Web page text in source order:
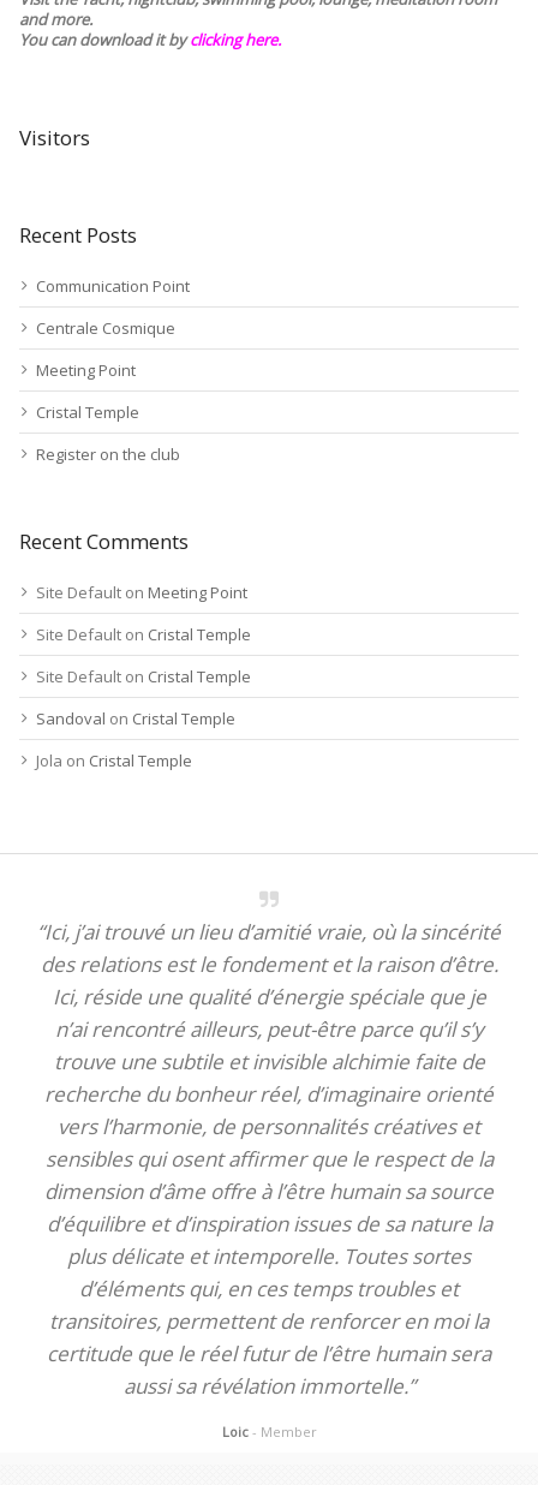
and more.
You can download it byclicking here.
Visitors
Recent Posts
Communication Point
Centrale Cosmique
Meeting Point
Cristal Temple
Register on the club
Recent Comments
Site Default on Meeting Point
Site Default on Cristal Temple
Site Default on Cristal Temple
Sandoval on Cristal Temple
Jola on Cristal Temple
“Ici, j’ai trouvé un lieu d’amitié vraie, où la sincérité
des relations est le fondement et la raison d’être.
Ici, réside une qualité d’énergie spéciale que je
n’ai rencontré ailleurs, peut-être parce qu’il s’y
trouve une subtile et invisible alchimie faite de
recherche du bonheur réel, d’imaginaire orienté
vers l’harmonie, de personnalités créatives et
sensibles qui osent affirmer que le respect de la
dimension d’âme offre à l’être humain sa source
d’équilibre et d’inspiration issues de sa nature la
plus délicate et intemporelle. Toutes sortes
d’éléments qui, en ces temps troubles et
transitoires, permettent de renforcer en moi la
certitude que le réel futur de l’être humain sera
aussi sa révélation immortelle.”
Loic - Member